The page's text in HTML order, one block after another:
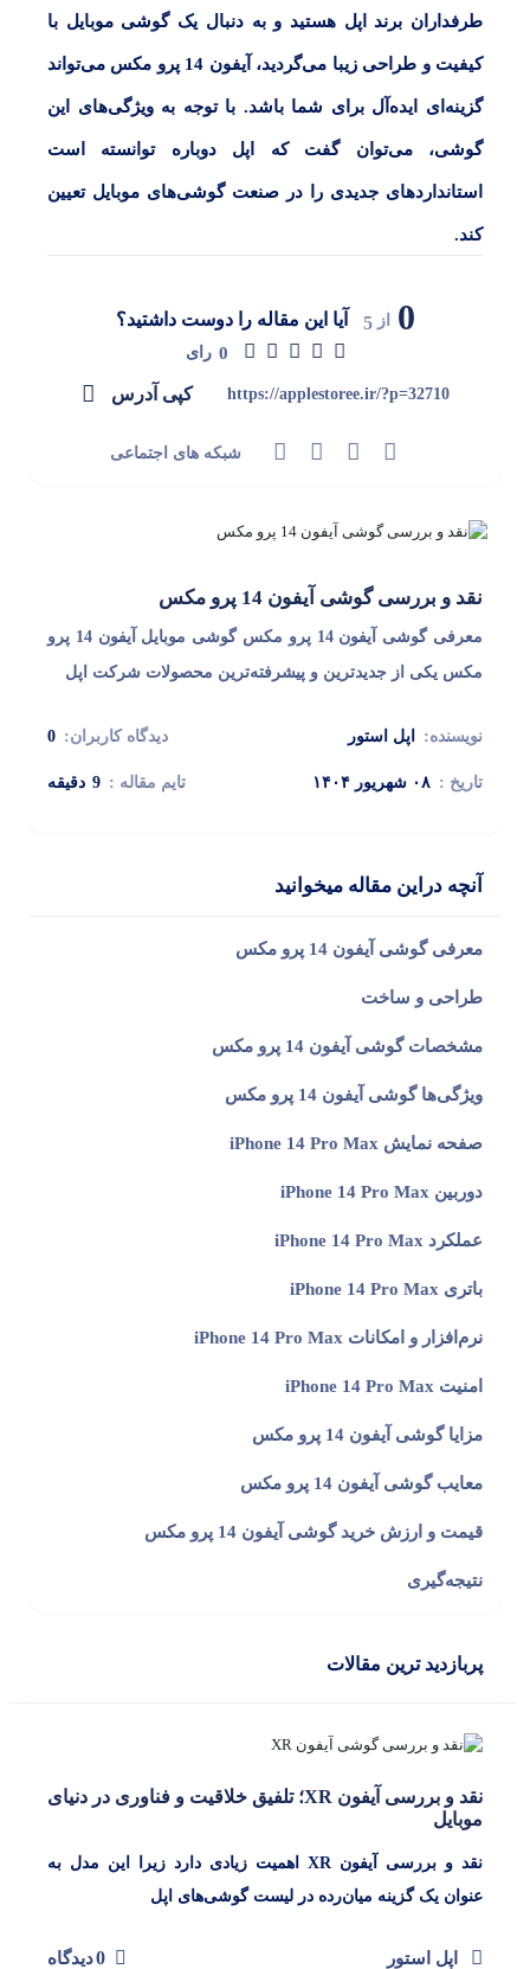
نقد و بررسی گوشی آیفون 14 پرو مکس
معرفی گوشی آیفون 14 پرو مکس گوشی موبایل آیفون 14 پرو
مکس یکی از جدیدترین و پیشرفته‌ترین محصولات شرکت اپل
نویسنده: اپل استور دیدگاه کاربران: 0
تاریخ : ۰۸ شهریور ۱۴۰۴ تایم مقاله : 9 دقیقه
آنچه دراین مقاله میخوانید
معرفی گوشی آیفون 14 پرو مکس
طراحی و ساخت
مشخصات گوشی آیفون 14 پرو مکس
ویژگی‌ها گوشی آیفون 14 پرو مکس
صفحه نمایش iPhone 14 Pro Max
دوربین iPhone 14 Pro Max
عملکرد iPhone 14 Pro Max
باتری iPhone 14 Pro Max
نرم‌افزار و امکانات iPhone 14 Pro Max
امنیت iPhone 14 Pro Max
مزایا گوشی آیفون 14 پرو مکس
معایب گوشی آیفون 14 پرو مکس
قیمت و ارزش خرید گوشی آیفون 14 پرو مکس
نتیجه‌گیری
پربازدید ترین مقالات
نقد و بررسی آیفون XR؛ تلفیق خلاقیت و فناوری در دنیای
موبایل
نقد و بررسی آیفون XR اهمیت زیادی دارد زیرا این مدل به
عنوان یک گزینه میان‌رده در لیست گوشی‌های اپل
اپل استور 0دیدگاه
طرفداران برند اپل هستید و به دنبال یک گوشی موبایل با
کیفیت و طراحی زیبا می‌گردید، آیفون 14 پرو مکس می‌تواند
گزینه‌ای ایده‌آل برای شما باشد. با توجه به ویژگی‌های این
گوشی، می‌توان گفت که اپل دوباره توانسته است
استانداردهای جدیدی را در صنعت گوشی‌های موبایل تعیین
کند.
0 از 5 آیا این مقاله را دوست داشتید؟
0 رای
https://applestoree.ir/?p=32710 کپی آدرس
شبکه های اجتماعی